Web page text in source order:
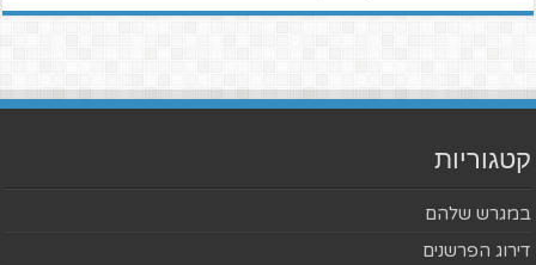
קטגוריות
במגרש שלהם
דירוג הפרשנים